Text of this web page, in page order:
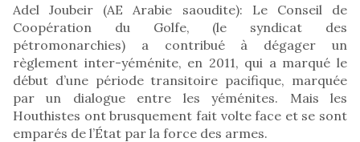
Adel Joubeir (AE Arabie saoudite): Le Conseil de
Coopération du Golfe, (le syndicat des
pétromonarchies) a contribué à dégager un
règlement inter-yéménite, en 2011, qui a marqué le
début d’une période transitoire pacifique, marquée
par un dialogue entre les yéménites. Mais les
Houthistes ont brusquement fait volte face et se sont
emparés de l’État par la force des armes.